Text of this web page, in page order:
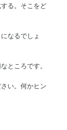
る。そこをど
なるでしょ
ところです。
い。何かヒン